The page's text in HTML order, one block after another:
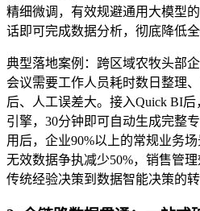
精细微调，有效规避通用大模型
话即可完成数据分析，彻底降低全
典型落地案例：跨区域农牧头部
会议需要工作人员耗时数日整理
后、人工误差大。接入Quick BI后
引擎，30分钟即可自动生成完整
用后，企业90%以上的常规业务
无效数据争执减少50%，销售管
传统经验决策到数据智能决策的转